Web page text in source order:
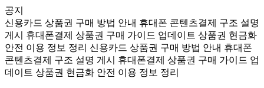
공지
신용카드 상품권 구매 방법 안내 휴대폰 콘텐츠결제 구조 설명
게시
휴대폰결제 상품권 구매 가이드 업데이트 상품권 현금화
안전 이용 정보 정리 신용카드 상품권 구매 방법 안내 휴대폰
콘텐츠결제 구조 설명 게시
휴대폰결제 상품권 구매 가이드 업
데이트 상품권 현금화 안전 이용 정보 정리